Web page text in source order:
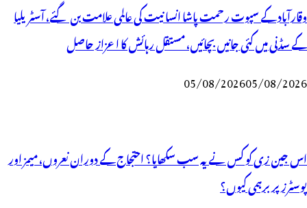
وقارآباد کے سپوت رحمت پاشا انسانیت کی عالمی علامت بن گئے، آسٹریلیا
کے سڈنی میں کئی جانیں بچائیں، مستقل رہائش کا اعزاز حاصل
05/08/202605/08/2026
اس جین زی کو کس نے یہ سب سکھایا؟ احتجاج کے دوران نعروں، میمز اور
پوسٹرز پر برہمی کیوں؟